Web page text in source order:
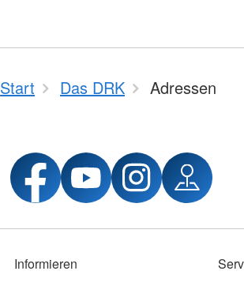
Start Das DRK Adressen
Informieren